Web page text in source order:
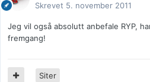
Skrevet 5. november 2011
Jeg vil også absolutt anbefale RYP,
fremgang!
Siter